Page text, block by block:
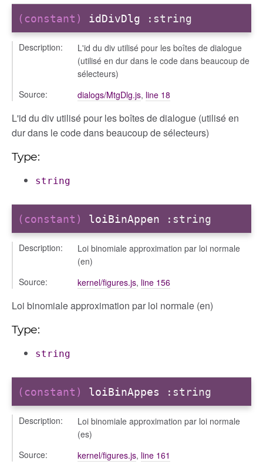
(constant) idDivDlg :string
Description:
L'id du div utilisé pour les boîtes de dialogue
(utilisé en dur dans le code dans beaucoup de
sélecteurs)
Source:
dialogs/MtgDlg.js, line 18
L'id du div utilisé pour les boîtes de dialogue (utilisé en
dur dans le code dans beaucoup de sélecteurs)
Type:
string
(constant) loiBinAppen :string
Description:
Loi binomiale approximation par loi normale
(en)
Source:
kernel/figures.js, line 156
Loi binomiale approximation par loi normale (en)
Type:
string
(constant) loiBinAppes :string
Description:
Loi binomiale approximation par loi normale
(es)
Source:
kernel/figures.js, line 161